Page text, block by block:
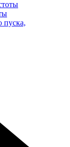
пуска,